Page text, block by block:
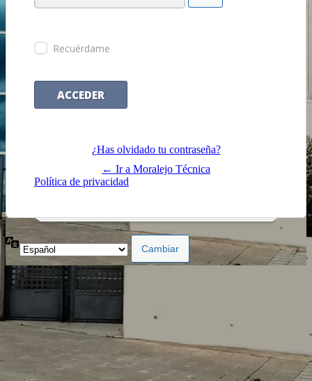
Recuérdame
¿Has olvidado tu contraseña?
← Ir a Moralejo Técnica
Política de privacidad